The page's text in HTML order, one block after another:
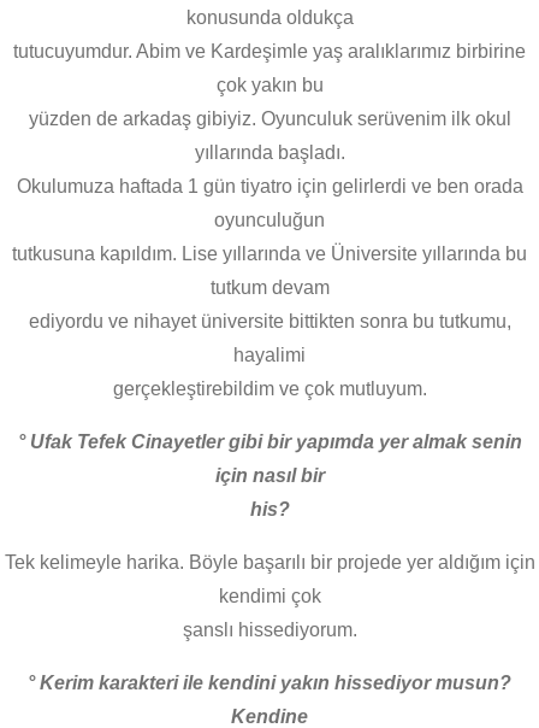
konusunda oldukça
tutucuyumdur. Abim ve Kardeşimle yaş aralıklarımız birbirine
çok yakın bu
yüzden de arkadaş gibiyiz. Oyunculuk serüvenim ilk okul
yıllarında başladı.
Okulumuza haftada 1 gün tiyatro için gelirlerdi ve ben orada
oyunculuğun
tutkusuna kapıldım. Lise yıllarında ve Üniversite yıllarında bu
tutkum devam
ediyordu ve nihayet üniversite bittikten sonra bu tutkumu,
hayalimi
gerçekleştirebildim ve çok mutluyum.
° Ufak Tefek Cinayetler gibi bir yapımda yer almak senin
için nasıl bir
his?
Tek kelimeyle harika. Böyle başarılı bir projede yer aldığım için
kendimi çok
şanslı hissediyorum.
° Kerim karakteri ile kendini yakın hissediyor musun?
Kendine